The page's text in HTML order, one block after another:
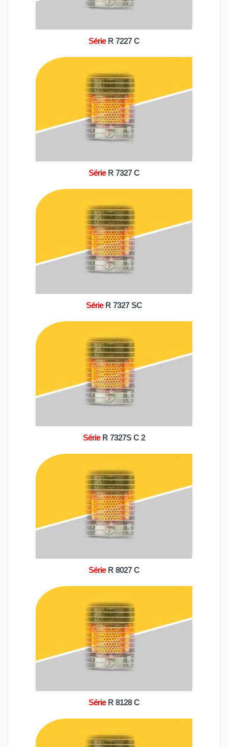
Série R 7227 C
Série R 7327 C
Série R 7327 SC
Série R 7327S C 2
Série R 8027 C
Série R 8128 C